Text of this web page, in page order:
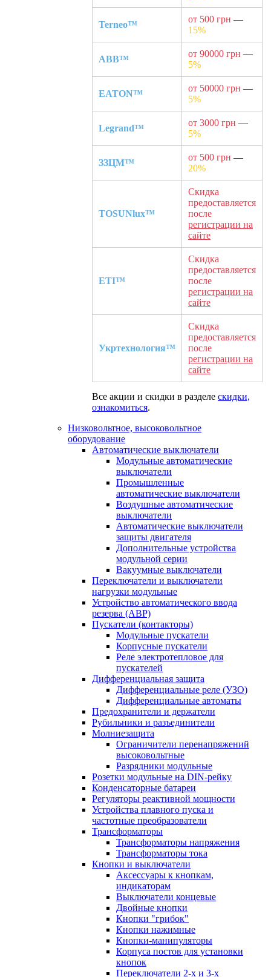
Terneo™
от 500 грн —
15%
ABB™
от 90000 грн —
5%
EATON™
от 50000 грн —
5%
Legrand™
от 3000 грн —
5%
ЗЗЦМ™
от 500 грн —
20%
TOSUNlux™
Скидка
предоставляется
после
регистрации на
сайте
ETI™
Скидка
предоставляется
после
регистрации на
сайте
Укртехнология™
Скидка
предоставляется
после
регистрации на
сайте
Все акции и скидки в разделе скидки,
ознакомиться.
Низковольтное, высоковольтное
оборудование
Автоматические выключатели
Модульные автоматические
выключатели
Промышленные
автоматические выключатели
Воздушные автоматические
выключатели
Автоматические выключатели
защиты двигателя
Дополнительные устройства
модульной серии
Вакуумные выключатели
Переключатели и выключатели
нагрузки модульные
Устройство автоматического ввода
резерва (АВР)
Пускатели (контакторы)
Модульные пускатели
Корпусные пускатели
Реле электротепловое для
пускателей
Дифференциальная защита
Дифференциальные реле (УЗО)
Дифференциальные автоматы
Предохранители и держатели
Рубильники и разъединители
Молниезащита
Ограничители перенапряжений
высоковольтные
Разрядники модульные
Розетки модульные на DIN-рейку
Конденсаторные батареи
Регуляторы реактивной мощности
Устройства плавного пуска и
частотные преобразователи
Трансформаторы
Трансформаторы напряжения
Трансформаторы тока
Кнопки и выключатели
Аксессуары к кнопкам,
индикаторам
Выключатели концевые
Двойные кнопки
Кнопки "грибок"
Кнопки нажимные
Кнопки-манипуляторы
Корпуса постов для установки
кнопок
Переключатели 2-х и 3-х